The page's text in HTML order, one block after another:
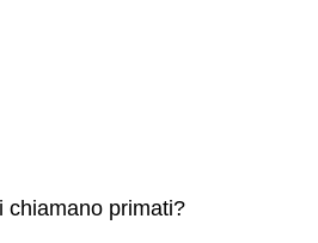
chiamano primati?